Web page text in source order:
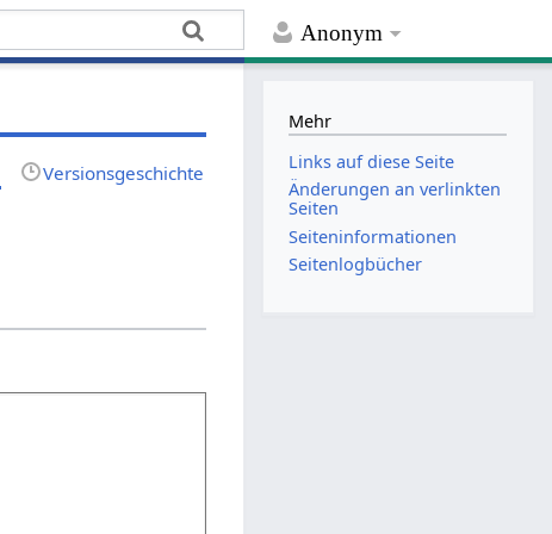
Anonym
Versionsgeschichte
Mehr
Links auf diese Seite
Änderungen an verlinkten
Seiten
Seiten­­informationen
Seitenlogbücher